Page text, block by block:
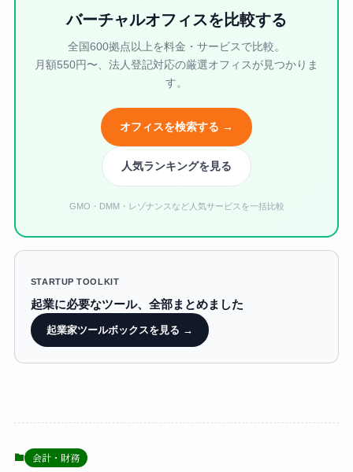
バーチャルオフィスを比較する
全国600拠点以上を料金・サービスで比較。
月額550円〜、法人登記対応の厳選オフィスが見つかりま
す。
オフィスを検索する →
人気ランキングを見る
GMO・DMM・レゾナンスなど人気サービスを一括比較
STARTUP TOOLKIT
起業に必要なツール、全部まとめました
起業家ツールボックスを見る →
会計・財務